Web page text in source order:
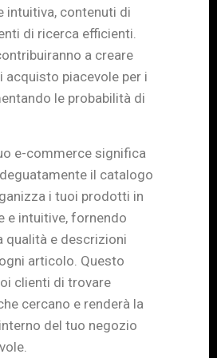
intuitiva, contenuti di
di ricerca efficienti.
a creare
acquisto piacevole per i
le probabilità di
e-commerce significa
il catalogo
i tuoi prodotti in
e intuitive, fornendo
qualità e descrizioni
articolo. Questo
clienti di trovare
cercano e renderà la
del tuo negozio